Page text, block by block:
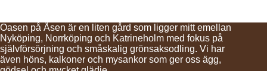
Oasen på Åsen är en liten gård som ligger mitt emellan
Nyköping, Norrköping och Katrineholm med fokus på
självförsörjning och småskalig grönsaksodling. Vi har
även höns, kalkoner och mysankor som ger oss ägg,